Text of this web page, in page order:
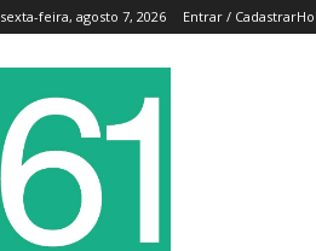
sexta-feira, agosto 7, 2026 Entrar / Cadastrar